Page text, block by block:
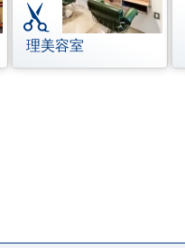
理美容室